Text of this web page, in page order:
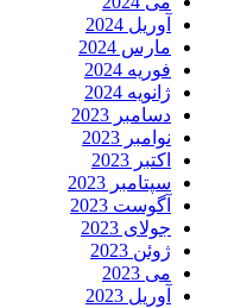
آوریل 2024
مارس 2024
فوریه 2024
ژانویه 2024
دسامبر 2023
نوامبر 2023
اکتبر 2023
سپتامبر 2023
آگوست 2023
جولای 2023
ژوئن 2023
می 2023
آوریل 2023